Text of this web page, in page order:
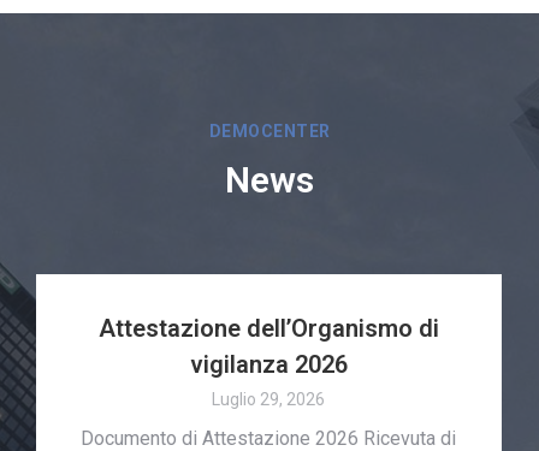
DEMOCENTER
News
Attestazione dell’Organismo di
vigilanza 2026
Luglio 29, 2026
Documento di Attestazione 2026 Ricevuta di